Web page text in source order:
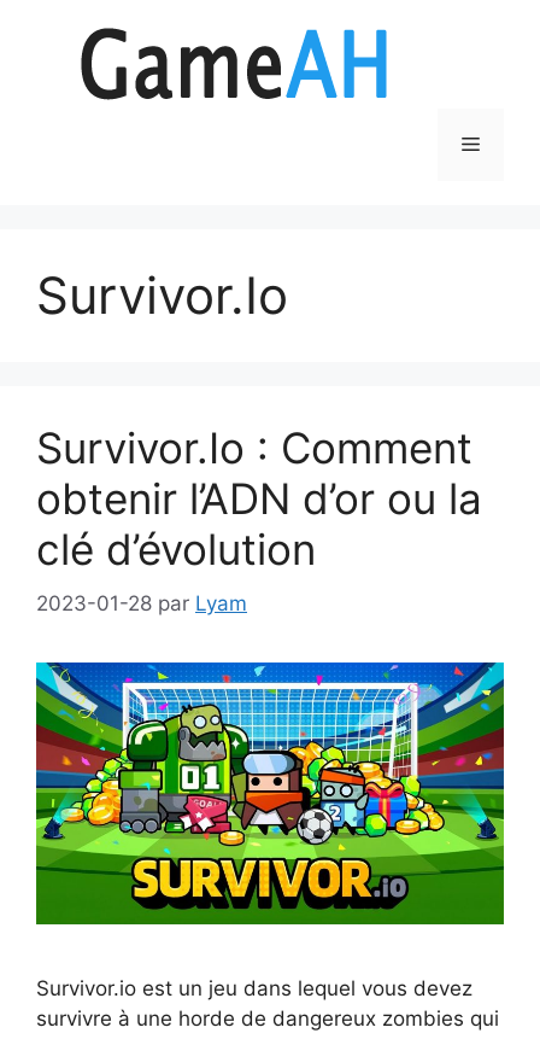
Menu
Survivor.Io
Survivor.Io : Comment
obtenir l’ADN d’or ou la
clé d’évolution
2023-01-28 par Lyam
Survivor.io est un jeu dans lequel vous devez
survivre à une horde de dangereux zombies qui